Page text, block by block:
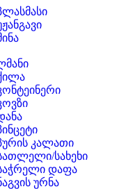
კალათი
სახეხი
დაფა
ურნა